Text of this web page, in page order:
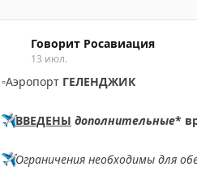
Говорит Росавиация
13 июл.
▫️Аэропорт ГЕЛЕНДЖИК
✈️ВВЕДЕНЫ дополнительные*
✈️Ограничения необходимы для